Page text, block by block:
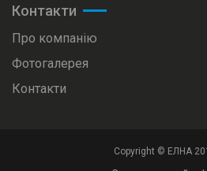
Контакти
Про компанію
Фотогалерея
Контакти
Copyright © ЕЛНА